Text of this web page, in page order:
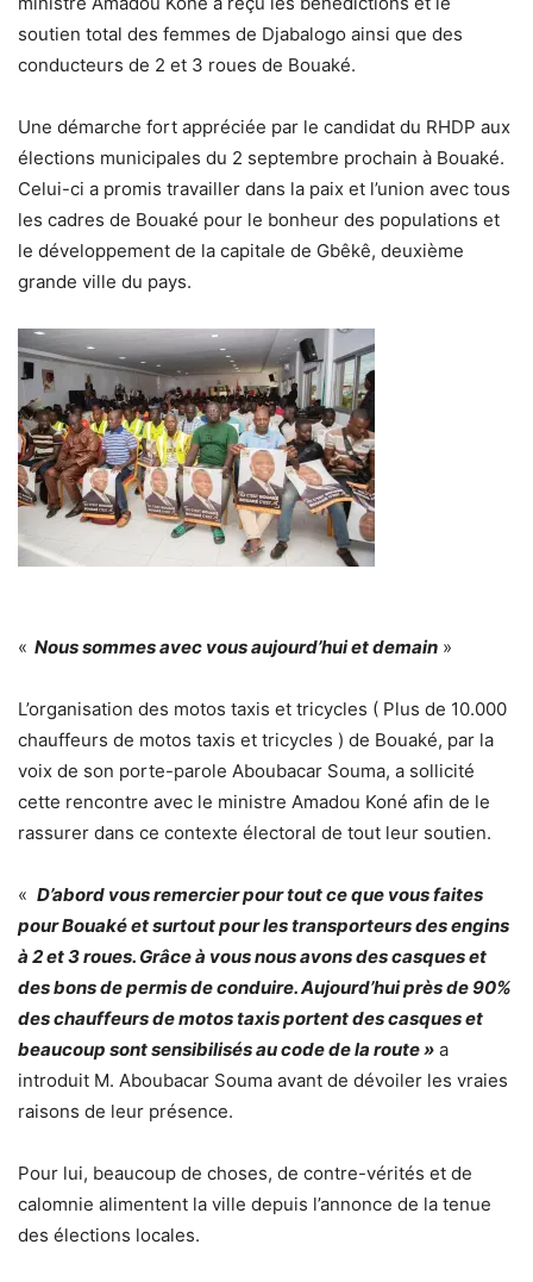
soutien total des femmes de Djabalogo ainsi que des
conducteurs de 2 et 3 roues de Bouaké.
Une démarche fort appréciée par le candidat du RHDP aux
élections municipales du 2 septembre prochain à Bouaké.
Celui-ci a promis travailler dans la paix et l’union avec tous
les cadres de Bouaké pour le bonheur des populations et
le développement de la capitale de Gbêkê, deuxième
grande ville du pays.
« Nous sommes avec vous aujourd’hui et demain »
L’organisation des motos taxis et tricycles ( Plus de 10.000
chauffeurs de motos taxis et tricycles ) de Bouaké, par la
voix de son porte-parole Aboubacar Souma, a sollicité
cette rencontre avec le ministre Amadou Koné afin de le
rassurer dans ce contexte électoral de tout leur soutien.
« D’abord vous remercier pour tout ce que vous faites
pour Bouaké et surtout pour les transporteurs des engins
à 2 et 3 roues. Grâce à vous nous avons des casques et
des bons de permis de conduire. Aujourd’hui près de 90%
des chauffeurs de motos taxis portent des casques et
beaucoup sont sensibilisés au code de la route » a
introduit M. Aboubacar Souma avant de dévoiler les vraies
raisons de leur présence.
Pour lui, beaucoup de choses, de contre-vérités et de
calomnie alimentent la ville depuis l’annonce de la tenue
des élections locales.